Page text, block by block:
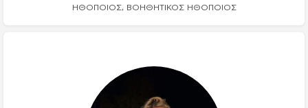
ΗΘΟΠΟΙΌΣ, ΒΟΗΘΗΤΙΚΌΣ ΗΘΟΠΟΙΌΣ